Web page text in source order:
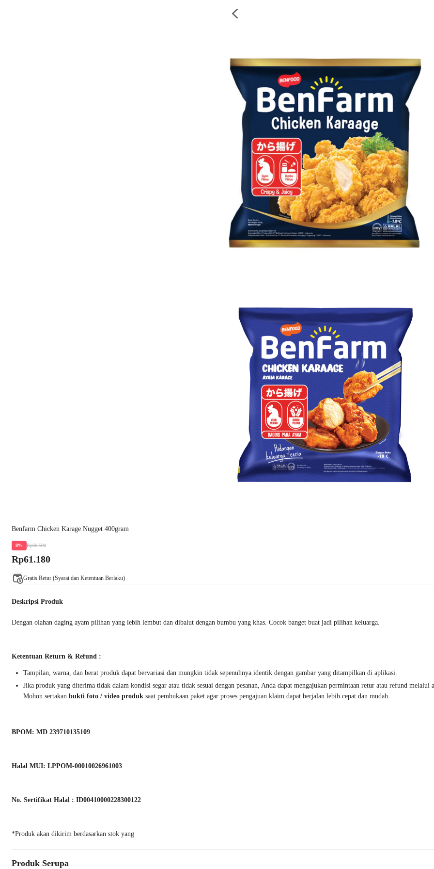
Benfarm Chicken Karage Nugget 400gram
8% Rp66.500
Rp61.180
Gratis Retur (Syarat dan Ketentuan Berlaku)
Deskripsi Produk
Dengan olahan daging ayam pilihan yang lebih lembut dan dibalut dengan bumbu yang khas. Cocok banget buat jadi pilihan keluarga.
Ketentuan Return & Refund :
Tampilan, warna, dan berat produk dapat bervariasi dan mungkin tidak sepenuhnya identik dengan gambar yang ditampilkan di aplikasi.
Jika produk yang diterima tidak dalam kondisi segar atau tidak sesuai dengan pesanan, Anda dapat mengajukan permintaan retur atau refund
Mohon sertakan bukti foto / video produk saat pembukaan paket agar proses pengajuan klaim dapat berjalan lebih cepat dan mudah.
BPOM: MD 239710135109
Halal MUI: LPPOM-00010026961003
No. Sertifikat Halal : ID00410000228300122
*Produk akan dikirim berdasarkan stok yang
Produk Serupa